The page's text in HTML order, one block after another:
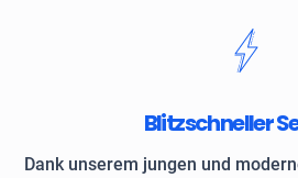
Blitzschneller
Dank unserem jungen und